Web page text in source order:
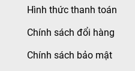
Hình thức thanh toán
Chính sách đổi hàng
Chính sách bảo mật